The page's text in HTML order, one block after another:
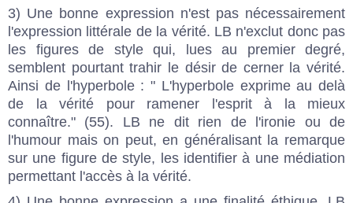
3) Une bonne expression n'est pas nécessairement
l'expression littérale de la vérité. LB n'exclut donc pas
les figures de style qui, lues au premier degré,
semblent pourtant trahir le désir de cerner la vérité.
Ainsi de l'hyperbole : " L'hyperbole exprime au delà
de la vérité pour ramener l'esprit à la mieux
connaître." (55). LB ne dit rien de l'ironie ou de
l'humour mais on peut, en généralisant la remarque
sur une figure de style, les identifier à une médiation
permettant l'accès à la vérité.